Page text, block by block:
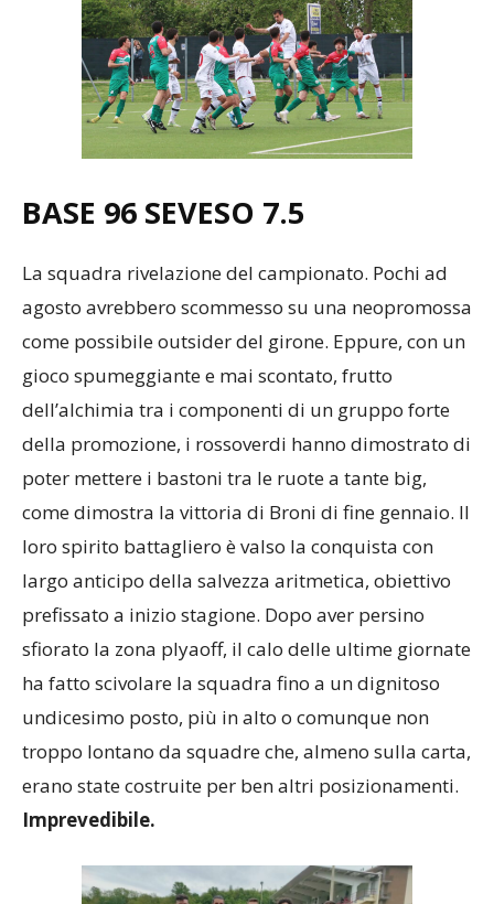
BASE 96 SEVESO 7.5
La squadra rivelazione del campionato. Pochi ad
agosto avrebbero scommesso su una neopromossa
come possibile outsider del girone. Eppure, con un
gioco spumeggiante e mai scontato, frutto
dell’alchimia tra i componenti di un gruppo forte
della promozione, i rossoverdi hanno dimostrato di
poter mettere i bastoni tra le ruote a tante big,
come dimostra la vittoria di Broni di fine gennaio. Il
loro spirito battagliero è valso la conquista con
largo anticipo della salvezza aritmetica, obiettivo
prefissato a inizio stagione. Dopo aver persino
sfiorato la zona plyaoff, il calo delle ultime giornate
ha fatto scivolare la squadra fino a un dignitoso
undicesimo posto, più in alto o comunque non
troppo lontano da squadre che, almeno sulla carta,
erano state costruite per ben altri posizionamenti.
Imprevedibile.